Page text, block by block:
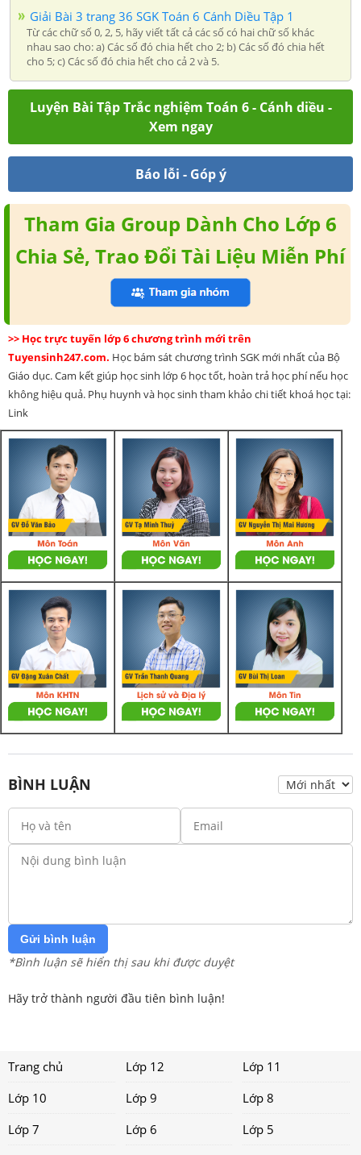
Giải Bài 3 trang 36 SGK Toán 6 Cánh Diều Tập 1
Từ các chữ số 0, 2, 5, hãy viết tất cả các số có hai chữ số khác
nhau sao cho: a) Các số đó chia hết cho 2; b) Các số đó chia hết
cho 5; c) Các số đó chia hết cho cả 2 và 5.
Luyện Bài Tập Trắc nghiệm Toán 6 - Cánh diều -
Xem ngay
Báo lỗi - Góp ý
Tham Gia Group Dành Cho Lớp 6
Chia Sẻ, Trao Đổi Tài Liệu Miễn Phí
>> Học trực tuyến lớp 6 chương trình mới trên
Tuyensinh247.com. Học bám sát chương trình SGK mới nhất của Bộ
Giáo dục. Cam kết giúp học sinh lớp 6 học tốt, hoàn trả học phí nếu học
không hiệu quả. Phụ huynh và học sinh tham khảo chi tiết khoá học tại:
Link
BÌNH LUẬN
Gửi bình luận
*Bình luận sẽ hiển thị sau khi được duyệt
Hãy trở thành người đầu tiên bình luận!
Trang chủ Lớp 12
Lớp 11
Lớp 10
Lớp 9
Lớp 8
Lớp 7
Lớp 6
Lớp 5